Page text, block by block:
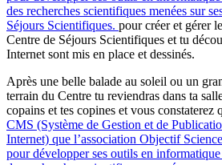
des recherches scientifiques menées sur
Séjours Scientifiques. pour créer et gérer
Centre de Séjours Scientifiques et tu
Internet sont mis en place et dessinés.
Après une belle balade au soleil ou un
terrain du Centre tu reviendras dans ta
copains et tes copines et vous constaterez
CMS (Système de Gestion et de
Internet) que l’association Objectif
pour développer ses outils en